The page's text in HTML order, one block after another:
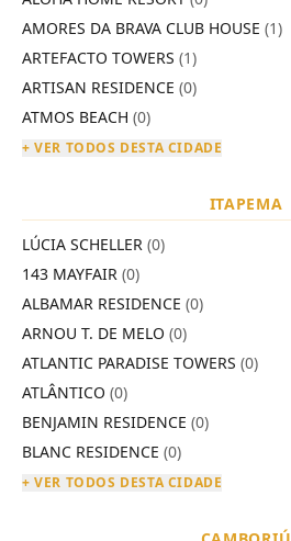
AMORES DA BRAVA CLUB HOUSE (1)
ARTEFACTO TOWERS (1)
ARTISAN RESIDENCE (0)
ATMOS BEACH (0)
+ VER TODOS DESTA CIDADE
ITAPEMA
LÚCIA SCHELLER (0)
143 MAYFAIR (0)
ALBAMAR RESIDENCE (0)
ARNOU T. DE MELO (0)
ATLANTIC PARADISE TOWERS (0)
ATLÂNTICO (0)
BENJAMIN RESIDENCE (0)
BLANC RESIDENCE (0)
+ VER TODOS DESTA CIDADE